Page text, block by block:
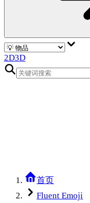
2D3D
首页
Fluent Emoji